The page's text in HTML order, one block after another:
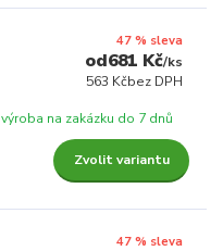
47 % sleva
681 Kč/ks
563 Kčbez DPH
výroba na zakázku do 7 dnů
Zvolit variantu
47 % sleva